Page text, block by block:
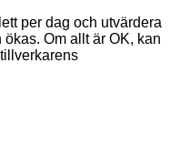
per dag och utvärdera
Om allt är OK, kan